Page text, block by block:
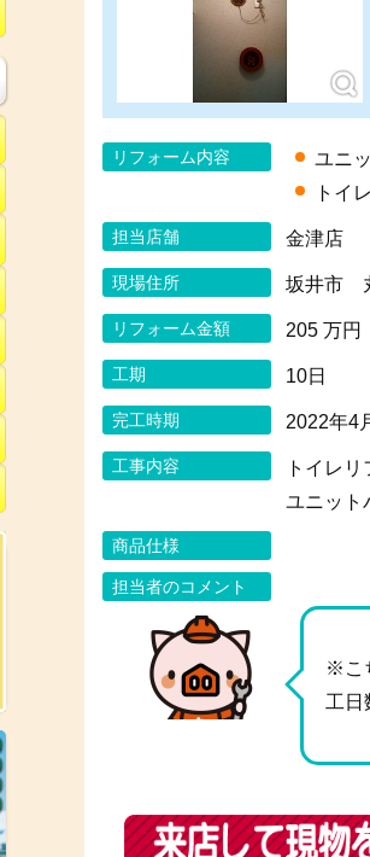
リフォーム内容
ユニ
トイ
担当店舗 金津店
現場住所 坂井市
リフォーム金額 205 万円
工期 10日
完工時期 2022年4
工事内容
トイレリ
ユニット
商品仕様
担当者のコメント
※こ
工日